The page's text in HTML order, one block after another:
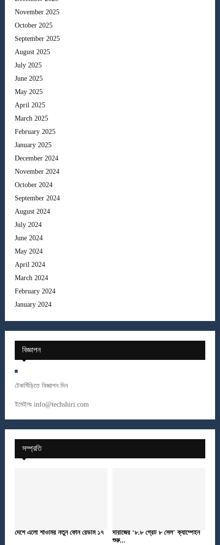
November 2025
October 2025
September 2025
August 2025
July 2025
June 2025
May 2025
April 2025
March 2025
February 2025
January 2025
December 2024
November 2024
October 2024
September 2024
August 2024
July 2024
June 2024
May 2024
April 2024
March 2024
February 2024
January 2024
বিজ্ঞাপন
টেকসিঁড়িতে বিজ্ঞাপন দিন
ইমেইলঃ info@techshiri.com
সম্প্রতি
দেশে এলো শাওমির নতুন ফোন রেডমি ১৭
দারাজের ‘৮.৮ গ্রেট ৮ সেল’ ক্যাম্পেইন
শুরু...